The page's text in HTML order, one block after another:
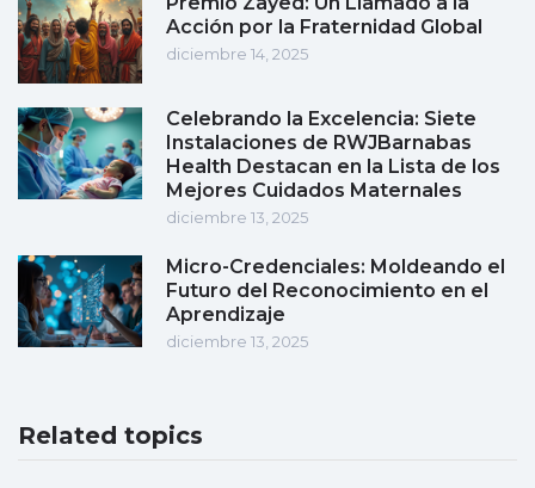
Acción por la Fraternidad Global
diciembre 14, 2025
Celebrando la Excelencia: Siete
Instalaciones de RWJBarnabas
Health Destacan en la Lista de los
Mejores Cuidados Maternales
diciembre 13, 2025
Micro-Credenciales: Moldeando el
Futuro del Reconocimiento en el
Aprendizaje
diciembre 13, 2025
Related topics